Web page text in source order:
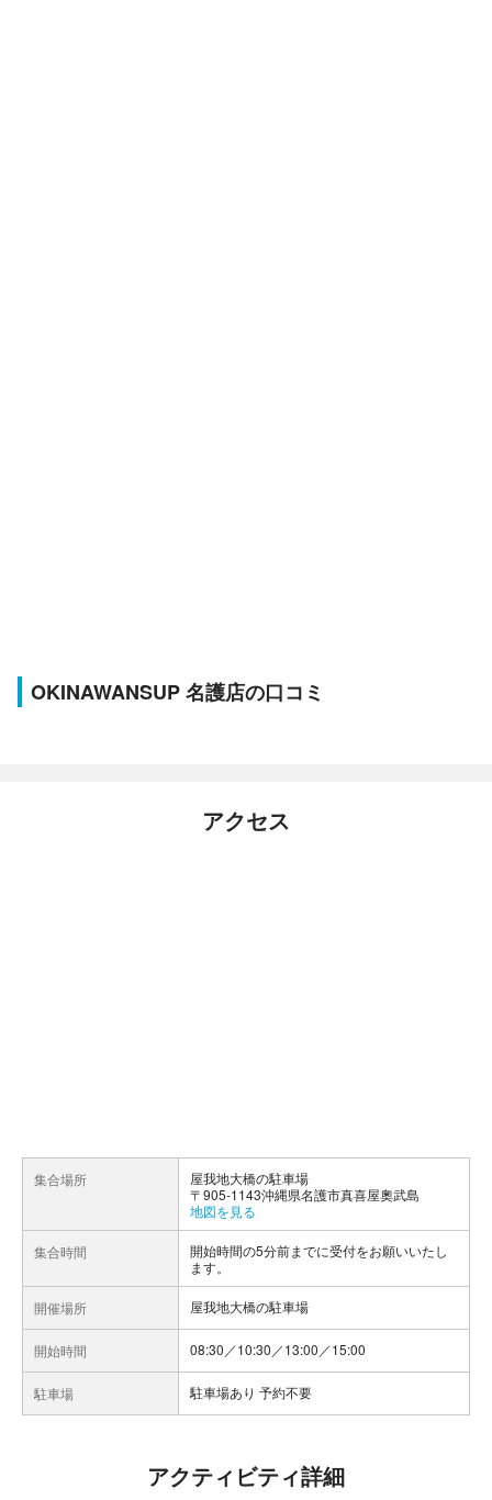
OKINAWANSUP 名護店の口コミ
アクセス
集合場所
屋我地大橋の駐車場
〒905-1143沖縄県名護市真喜屋奧武島
地図を見る
集合時間
開始時間の5分前までに受付をお願いいたし
ます。
開催場所 屋我地大橋の駐車場
開始時間 08:30／10:30／13:00／15:00
駐車場 駐車場あり 予約不要
アクティビティ詳細